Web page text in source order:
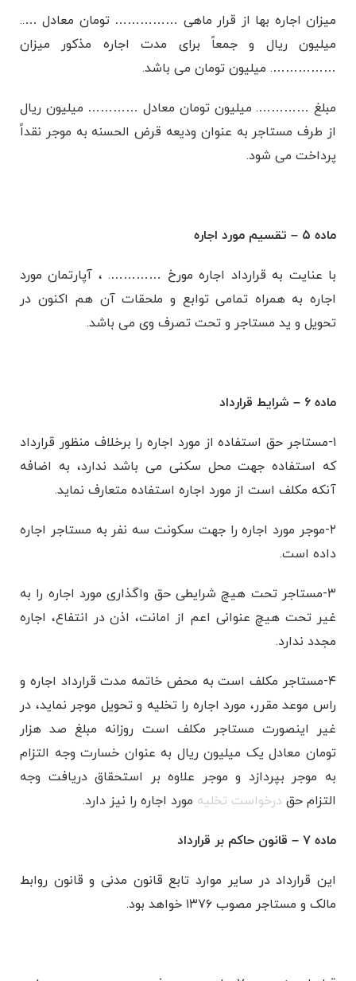
میزان اجاره بها از قرار ماهی …………… تومان معادل …..
میلیون ریال و جمعاً برای مدت اجاره مذکور میزان
……………. میلیون تومان می باشد.
مبلغ …………. میلیون تومان معادل ………… میلیون ریال
از طرف مستاجر به عنوان ودیعه قرض الحسنه به موجر نقداً
پرداخت می شود.
ماده ۵ – تقسیم مورد اجاره
با عنایت به قرارداد اجاره مورخ …………. ، آپارتمان مورد
اجاره به همراه تمامی توابع و ملحقات آن هم اکنون در
تحویل و ید مستاجر و تحت تصرف وی می باشد.
ماده ۶ – شرایط قرارداد
۱-مستاجر حق استفاده از مورد اجاره را برخلاف منظور قرارداد
که استفاده جهت محل سکنی می باشد ندارد، به اضافه
آنکه مکلف است از مورد اجاره استفاده متعارف نماید.
۲-موجر مورد اجاره را جهت سکونت سه نفر به مستاجر اجاره
داده است.
۳-مستاجر تحت هیچ شرایطی حق واگذاری مورد اجاره را به
غیر تحت هیچ عنوانی اعم از امانت، اذن در انتفاع، اجاره
مجدد ندارد.
۴-مستاجر مکلف است به محض خاتمه مدت قرارداد اجاره و
راس موعد مقرر، مورد اجاره را تخلیه و تحویل موجر نماید، در
غیر اینصورت مستاجر مکلف است روزانه مبلغ صد هزار
تومان معادل یک میلیون ریال به عنوان خسارت وجه التزام
به موجر بپردازد و موجر علاوه بر استحقاق دریافت وجه
التزام حق درخواست تخلیه مورد اجاره را نیز دارد.
ماده ۷ – قانون حاکم بر قرارداد
این قرارداد در سایر موارد تابع قانون مدنی و قانون روابط
مالک و مستاجر مصوب ۱۳۷۶ خواهد بود.